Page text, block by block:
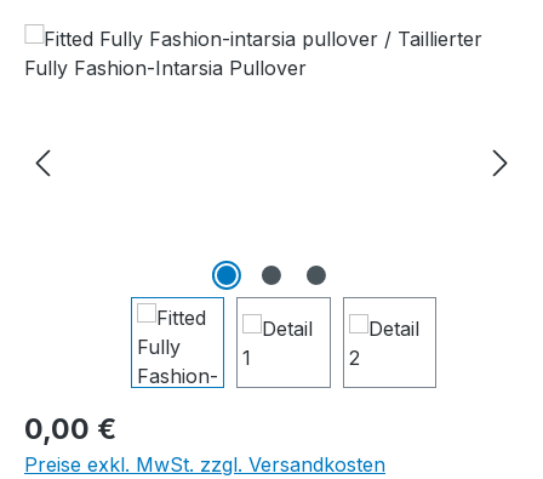
Bildergalerie überspringen
0,00 €
Preise exkl. MwSt. zzgl. Versandkosten